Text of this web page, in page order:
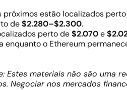
próximos estão localizados
de$2.280–$2.300.
perto de$2.070e
enquanto o Ethereum
Estes materiais não são uma
Negociar nos mercados